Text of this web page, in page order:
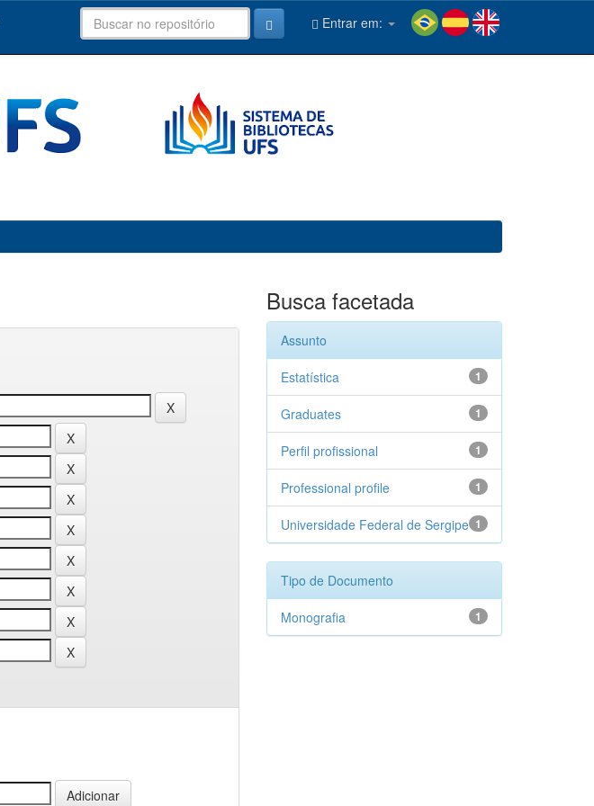
Entrar em:
Busca facetada
Assunto
1
Estatística
1
Graduates
1
Perfil profissional
1
Professional profile
1
Universidade Federal de Sergipe
Tipo de Documento
1
Monografia